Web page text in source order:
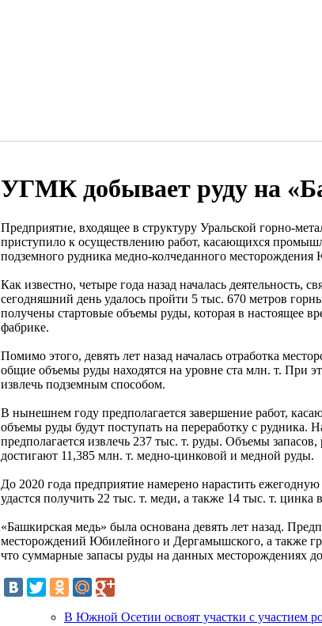
УГМК добывает руду на
Предприятие, входящее в структуру Уральской горно-
приступило к осуществлению работ, касающихся
подземного рудника медно-колчеданного месторождения
Как известно, четыре года назад началась деятельность,
сегодняшний день удалось пройти 5 тыс. 670 метров
получены стартовые объемы руды, которая в настоящее
фабрике.
Помимо этого, девять лет назад началась отработка
общие объемы руды находятся на уровне ста млн. т. При
извлечь подземным способом.
В нынешнем году предполагается завершение работ,
объемы руды будут поступать на переработку с
предполагается извлечь 237 тыс. т. руды. Объемы
достигают 11,385 млн. т. медно-цинковой и медной руды.
До 2020 года предприятие намерено нарастить
удастся получить 22 тыс. т. меди, а также 14 тыс. т. цинка
«Башкирская медь» была основана девять лет назад.
месторождений Юбилейного и Дергамышского, а также
что суммарные запасы руды на данных месторождениях
В Южной Осетии освоят участки с участием